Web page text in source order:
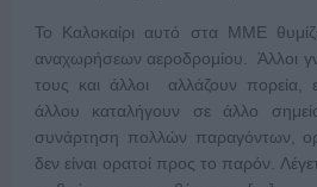
Το Καλοκαίρι αυτό στα ΜΜΕ
αναχωρήσεων αεροδρομίου. Άλλοι
τους και άλλοι αλλάζουν πορεία,
άλλου καταλήγουν σε άλλο
συνάρτηση πολλών παραγόντων,
δεν είναι ορατοί προς το παρόν.